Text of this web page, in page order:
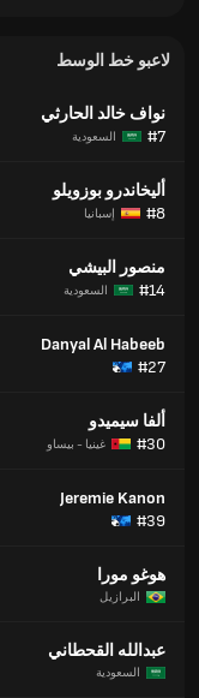
لاعبو خط الوسط
نواف خالد الحارثي
#7
السعودية
أليخاندرو بوزويلو
#8
إسبانيا
منصور البيشي
#14
السعودية
Danyal Al Habeeb
#27
ألفا سيميدو
#30
غينيا - بيساو
Jeremie Kanon
#39
هوغو مورا
البرازيل
عبدالله القحطاني
السعودية